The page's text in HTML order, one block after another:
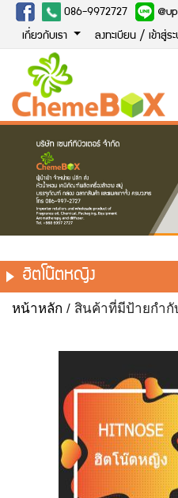
086-9972727
เกี่ยวกับเรา ลงทะเบียน / เข้าสู่ร
ฮิตโน๊ตหญิง
หน้าหลัก / สินค้าที่มีป้ายกำกั